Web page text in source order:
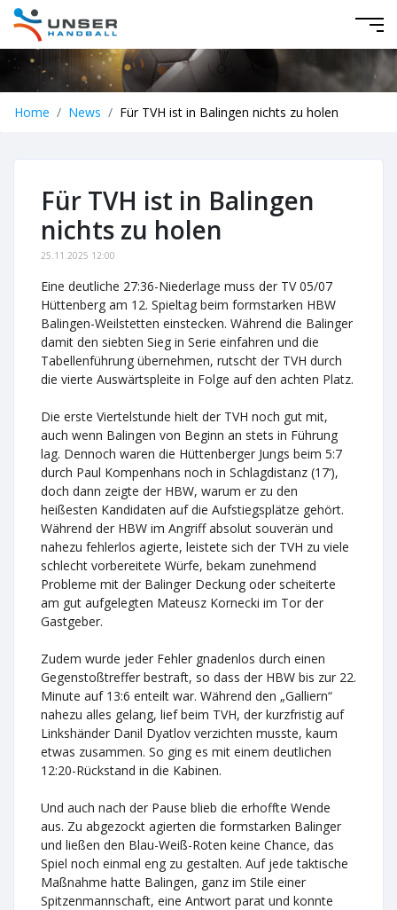
Home News Für TVH ist in Balingen nichts zu holen
Für TVH ist in Balingen
nichts zu holen
25.11.2025 12:00
Eine deutliche 27:36-Niederlage muss der TV 05/07
Hüttenberg am 12. Spieltag beim formstarken HBW
Balingen-Weilstetten einstecken. Während die Balinger
damit den siebten Sieg in Serie einfahren und die
Tabellenführung übernehmen, rutscht der TVH durch
die vierte Auswärtspleite in Folge auf den achten Platz.
Die erste Viertelstunde hielt der TVH noch gut mit,
auch wenn Balingen von Beginn an stets in Führung
lag. Dennoch waren die Hüttenberger Jungs beim 5:7
durch Paul Kompenhans noch in Schlagdistanz (17‘),
doch dann zeigte der HBW, warum er zu den
heißesten Kandidaten auf die Aufstiegsplätze gehört.
Während der HBW im Angriff absolut souverän und
nahezu fehlerlos agierte, leistete sich der TVH zu viele
schlecht vorbereitete Würfe, bekam zunehmend
Probleme mit der Balinger Deckung oder scheiterte
am gut aufgelegten Mateusz Kornecki im Tor der
Gastgeber.
Zudem wurde jeder Fehler gnadenlos durch einen
Gegenstoßtreffer bestraft, so dass der HBW bis zur 22.
Minute auf 13:6 enteilt war. Während den „Galliern“
nahezu alles gelang, lief beim TVH, der kurzfristig auf
Linkshänder Danil Dyatlov verzichten musste, kaum
etwas zusammen. So ging es mit einem deutlichen
12:20-Rückstand in die Kabinen.
Und auch nach der Pause blieb die erhoffte Wende
aus. Zu abgezockt agierten die formstarken Balinger
und ließen den Blau-Weiß-Roten keine Chance, das
Spiel noch einmal eng zu gestalten. Auf jede taktische
Maßnahme hatte Balingen, ganz im Stile einer
Spitzenmannschaft, eine Antwort parat und konnte